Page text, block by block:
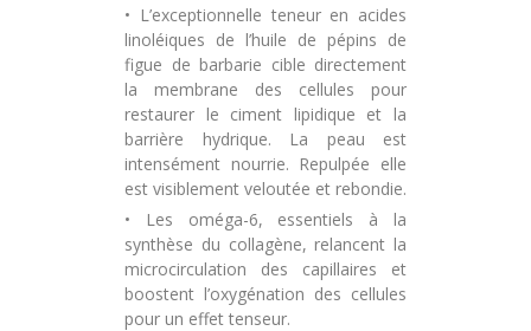
• L’exceptionnelle teneur en acides
linoléiques de l’huile de pépins de
figue de barbarie cible directement
la membrane des cellules pour
restaurer le ciment lipidique et la
barrière hydrique. La peau est
intensément nourrie. Repulpée elle
est visiblement veloutée et rebondie.
• Les oméga-6, essentiels à la
synthèse du collagène, relancent la
microcirculation des capillaires et
boostent l’oxygénation des cellules
pour un effet tenseur.